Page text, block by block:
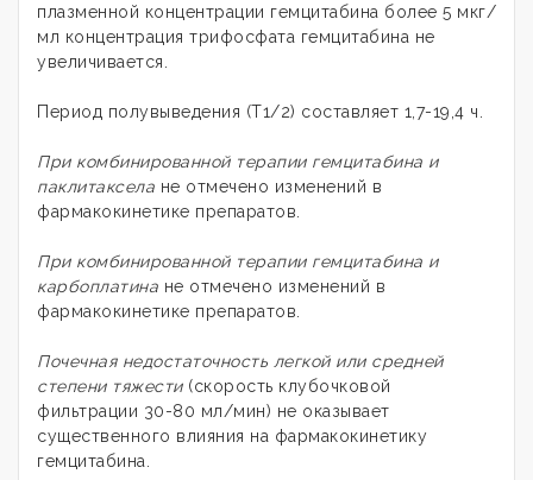
плазменной концентрации гемцитабина более 5 мкг/
мл концентрация трифосфата гемцитабина не
увеличивается.
Период полувыведения (Т1/2) составляет 1,7-19,4 ч.
При комбинированной терапии гемцитабина и
паклитаксела не отмечено изменений в
фармакокинетике препаратов.
При комбинированной терапии гемцитабина и
карбоплатина не отмечено изменений в
фармакокинетике препаратов.
Почечная недостаточность легкой или средней
степени тяжести(скорость клубочковой
фильтрации 30-80 мл/мин) не оказывает
существенного влияния на фармакокинетику
гемцитабина.